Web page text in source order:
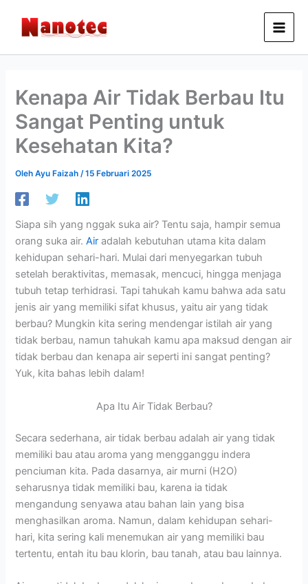
konten
Kenapa Air Tidak Berbau Itu
Sangat Penting untuk
Kesehatan Kita?
OlehAyu Faizah /15 Februari 2025
Siapa sih yang nggak suka air? Tentu saja, hampir semua
orang suka air.Air adalah kebutuhan utama kita dalam
kehidupan sehari-hari. Mulai dari menyegarkan tubuh
setelah beraktivitas, memasak, mencuci, hingga menjaga
tubuh tetap terhidrasi. Tapi tahukah kamu bahwa ada satu
jenis air yang memiliki sifat khusus, yaitu air yang tidak
berbau? Mungkin kita sering mendengar istilah air yang
tidak berbau, namun tahukah kamu apa maksud dengan air
tidak berbau dan kenapa air seperti ini sangat penting?
Yuk, kita bahas lebih dalam!
Apa Itu Air Tidak Berbau?
Secara sederhana, air tidak berbau adalah air yang tidak
memiliki bau atau aroma yang mengganggu indera
penciuman kita. Pada dasarnya, air murni (H2O)
seharusnya tidak memiliki bau, karena ia tidak
mengandung senyawa atau bahan lain yang bisa
menghasilkan aroma. Namun, dalam kehidupan sehari-
hari, kita sering kali menemukan air yang memiliki bau
tertentu, entah itu bau klorin, bau tanah, atau bau lainnya.